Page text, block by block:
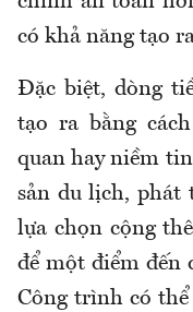
có khả năng tạo
Đặc biệt, dòng
tạo ra bằng
quan hay niềm
sản du lịch, phát
lựa chọn cộng
để một điểm đến
Công trình có